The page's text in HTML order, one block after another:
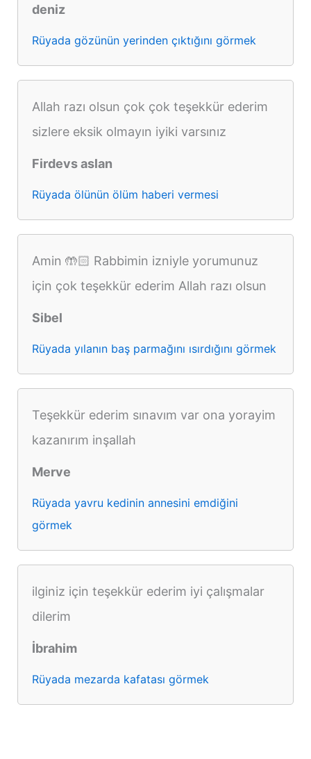
deniz
Rüyada gözünün yerinden çıktığını görmek
Allah razı olsun çok çok teşekkür ederim
sizlere eksik olmayın iyiki varsınız
Firdevs aslan
Rüyada ölünün ölüm haberi vermesi
Amin 🤲🏻 Rabbimin izniyle yorumunuz
için çok teşekkür ederim Allah razı olsun
Sibel
Rüyada yılanın baş parmağını ısırdığını görmek
Teşekkür ederim sınavım var ona yorayim
kazanırım inşallah
Merve
Rüyada yavru kedinin annesini emdiğini
görmek
ilginiz için teşekkür ederim iyi çalışmalar
dilerim
İbrahim
Rüyada mezarda kafatası görmek